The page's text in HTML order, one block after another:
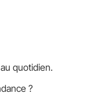
quotidien.
?